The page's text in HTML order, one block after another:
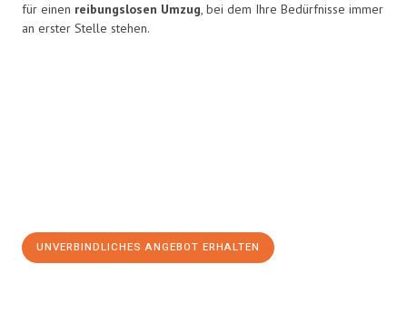
für einen reibungslosen Umzug, bei dem Ihre Bedürfnisse immer
an erster Stelle stehen.
UNVERBINDLICHES ANGEBOT ERHALTEN